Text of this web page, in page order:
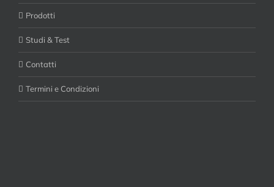
Prodotti
Studi & Test
Contatti
Termini e Condizioni